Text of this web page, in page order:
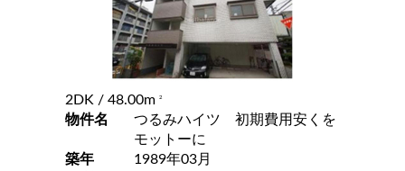
2DK / 48.00m 2
物件名
つるみハイツ 初期費用安くを
モットーに
築年
1989年03月